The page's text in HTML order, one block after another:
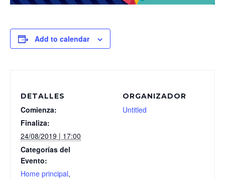
Add to calendar
DETALLES
Comienza:
Finaliza:
24/08/2019 | 17:00
Categorías del
Evento:
Home principal,
ORGANIZADOR
Untitled